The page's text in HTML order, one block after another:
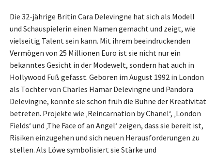
Die 32-jährige Britin Cara Delevingne hat sich als Modell
und Schauspielerin einen Namen gemacht und zeigt, wie
vielseitig Talent sein kann. Mit ihrem beeindruckenden
Vermögen von 25 Millionen Euro ist sie nicht nur ein
bekanntes Gesicht in der Modewelt, sondern hat auch in
Hollywood Fuß gefasst. Geboren im August 1992 in London
als Tochter von Charles Hamar Delevingne und Pandora
Delevingne, konnte sie schon früh die Bühne der Kreativität
betreten. Projekte wie ‚Reincarnation by Chanel‘, ‚London
Fields‘ und ‚The Face of an Angel‘ zeigen, dass sie bereit ist,
Risiken einzugehen und sich neuen Herausforderungen zu
stellen. Als Löwe symbolisiert sie Stärke und